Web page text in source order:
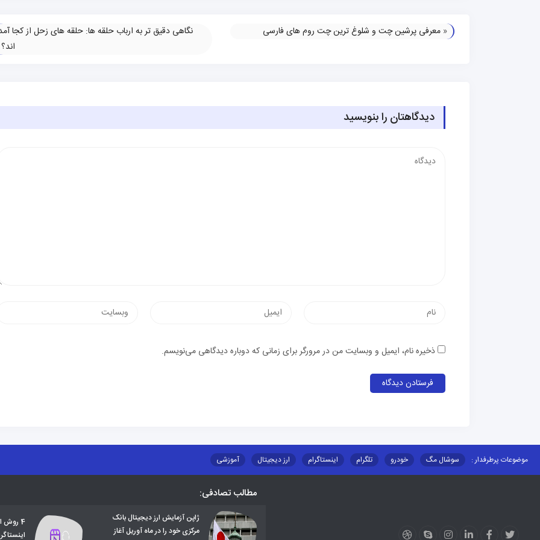
« معرفی پرشین چت و شلوغ ترین چت روم های فارسی
نگاهی دقیق تر به ارباب حلقه ها: حلقه های زحل از کجا
اند؟
دیدگاهتان را بنویسید
ذخیره نام، ایمیل و وبسایت من در مرورگر برای زمانی که دوباره دیدگاهی می‌نویسم.
موضوعات پرطرفدار : سوشال مگ خودرو تلگرام اینستاگرام ارز دیجیتال آموزشی
مطالب تصادفی:
ژاپن آزمایش ارز دیجیتال بانک
مرکزی خود را در ماه آوریل آغاز
4 روش